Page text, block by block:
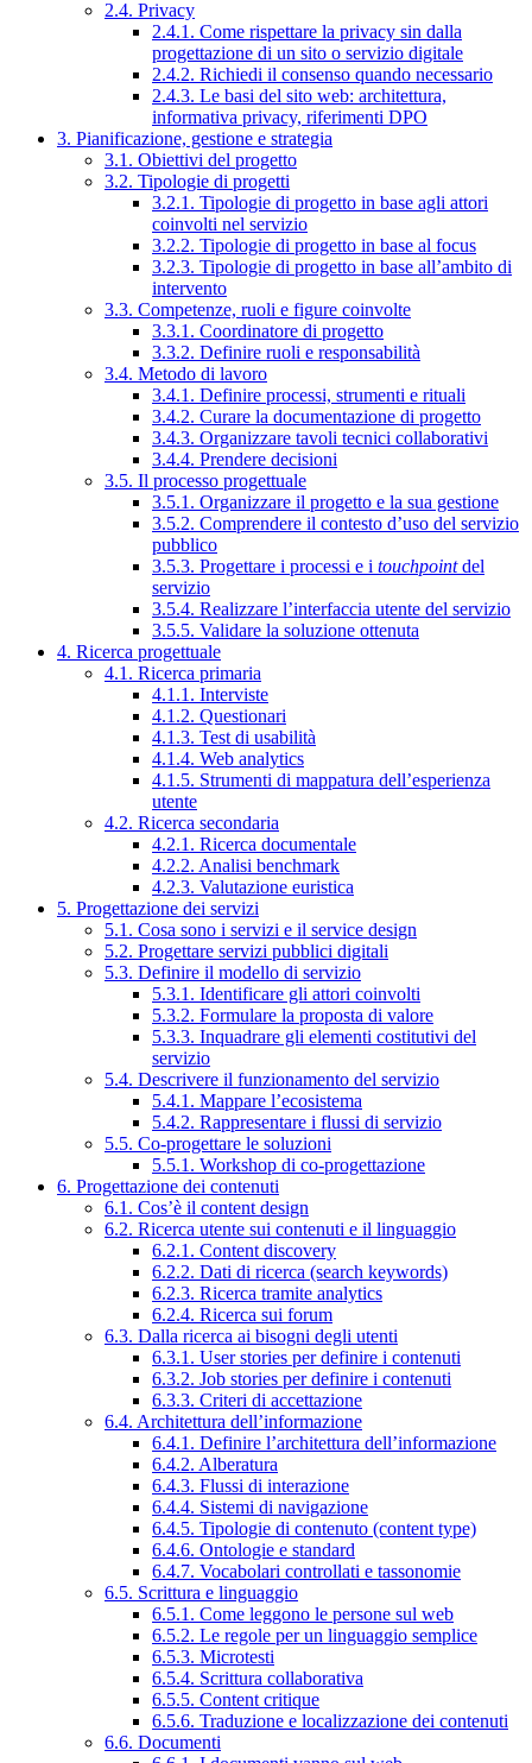
2.4. Privacy
2.4.1. Come rispettare la privacy sin dalla
progettazione di un sito o servizio digitale
2.4.2. Richiedi il consenso quando necessario
2.4.3. Le basi del sito web: architettura,
informativa privacy, riferimenti DPO
3. Pianificazione, gestione e strategia
3.1. Obiettivi del progetto
3.2. Tipologie di progetti
3.2.1. Tipologie di progetto in base agli attori
coinvolti nel servizio
3.2.2. Tipologie di progetto in base al focus
3.2.3. Tipologie di progetto in base all’ambito di
intervento
3.3. Competenze, ruoli e figure coinvolte
3.3.1. Coordinatore di progetto
3.3.2. Definire ruoli e responsabilità
3.4. Metodo di lavoro
3.4.1. Definire processi, strumenti e rituali
3.4.2. Curare la documentazione di progetto
3.4.3. Organizzare tavoli tecnici collaborativi
3.4.4. Prendere decisioni
3.5. Il processo progettuale
3.5.1. Organizzare il progetto e la sua gestione
3.5.2. Comprendere il contesto d’uso del servizio
pubblico
3.5.3. Progettare i processi e i touchpointdel
servizio
3.5.4. Realizzare l’interfaccia utente del servizio
3.5.5. Validare la soluzione ottenuta
4. Ricerca progettuale
4.1. Ricerca primaria
4.1.1. Interviste
4.1.2. Questionari
4.1.3. Test di usabilità
4.1.4. Web analytics
4.1.5. Strumenti di mappatura dell’esperienza
utente
4.2. Ricerca secondaria
4.2.1. Ricerca documentale
4.2.2. Analisi benchmark
4.2.3. Valutazione euristica
5. Progettazione dei servizi
5.1. Cosa sono i servizi e il service design
5.2. Progettare servizi pubblici digitali
5.3. Definire il modello di servizio
5.3.1. Identificare gli attori coinvolti
5.3.2. Formulare la proposta di valore
5.3.3. Inquadrare gli elementi costitutivi del
servizio
5.4. Descrivere il funzionamento del servizio
5.4.1. Mappare l’ecosistema
5.4.2. Rappresentare i flussi di servizio
5.5. Co-progettare le soluzioni
5.5.1. Workshop di co-progettazione
6. Progettazione dei contenuti
6.1. Cos’è il content design
6.2. Ricerca utente sui contenuti e il linguaggio
6.2.1. Content discovery
6.2.2. Dati di ricerca (search keywords)
6.2.3. Ricerca tramite analytics
6.2.4. Ricerca sui forum
6.3. Dalla ricerca ai bisogni degli utenti
6.3.1. User stories per definire i contenuti
6.3.2. Job stories per definire i contenuti
6.3.3. Criteri di accettazione
6.4. Architettura dell’informazione
6.4.1. Definire l’architettura dell’informazione
6.4.2. Alberatura
6.4.3. Flussi di interazione
6.4.4. Sistemi di navigazione
6.4.5. Tipologie di contenuto (content type)
6.4.6. Ontologie e standard
6.4.7. Vocabolari controllati e tassonomie
6.5. Scrittura e linguaggio
6.5.1. Come leggono le persone sul web
6.5.2. Le regole per un linguaggio semplice
6.5.3. Microtesti
6.5.4. Scrittura collaborativa
6.5.5. Content critique
6.5.6. Traduzione e localizzazione dei contenuti
6.6. Documenti